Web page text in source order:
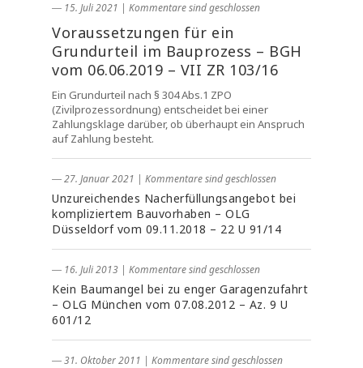
― 15. Juli 2021 | Kommentare sind geschlossen
Voraussetzungen für ein
Grundurteil im Bauprozess – BGH
vom 06.06.2019 – VII ZR 103/16
Ein Grundurteil nach § 304 Abs.1 ZPO
(Zivilprozessordnung) entscheidet bei einer
Zahlungsklage darüber, ob überhaupt ein Anspruch
auf Zahlung besteht.
― 27. Januar 2021 | Kommentare sind geschlossen
Unzureichendes Nacherfüllungsangebot bei
kompliziertem Bauvorhaben – OLG
Düsseldorf vom 09.11.2018 – 22 U 91/14
― 16. Juli 2013 | Kommentare sind geschlossen
Kein Baumangel bei zu enger Garagenzufahrt
– OLG München vom 07.08.2012 – Az. 9 U
601/12
― 31. Oktober 2011 | Kommentare sind geschlossen